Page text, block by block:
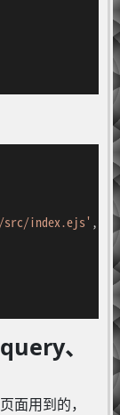
src/index.ejs',
、
面用到的，